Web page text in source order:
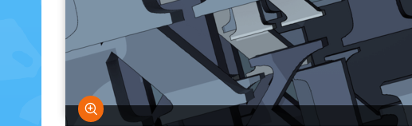
Bild vergrößern